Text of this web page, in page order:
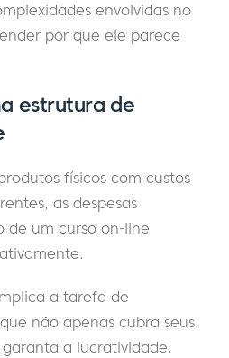
envolvidas no
por que ele parece
estrutura de
físicos com custos
as despesas
de um curso on-line
a tarefa de
não apenas cubra seus
a lucratividade.